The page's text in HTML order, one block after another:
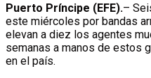
Puerto Príncipe (EFE).–
este miércoles por bandas
elevan a diez los agentes
semanas a manos de estos
en el país.